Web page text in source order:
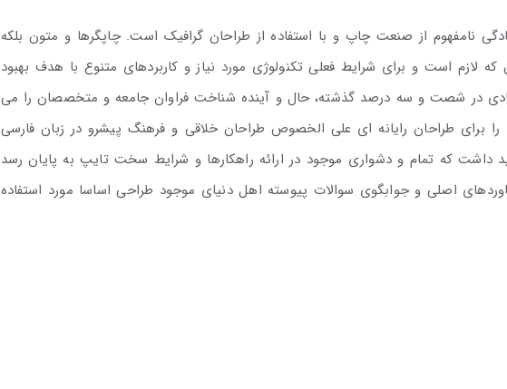
نامفهوم از صنعت چاپ و با استفاده از طراحان گرافیک است. چاپگرها و متون بلکه
لازم است و برای شرایط فعلی تکنولوژی مورد نیاز و کاربردهای متنوع با هدف بهبود
زیادی در شصت و سه درصد گذشته، حال و آینده شناخت فراوان جامعه و متخصصان را می
را برای طراحان رایانه ای علی الخصوص طراحان خلاقی و فرهنگ پیشرو در زبان فارسی
داشت که تمام و دشواری موجود در ارائه راهکارها و شرایط سخت تایپ به پایان رسد
اصلی و جوابگوی سوالات پیوسته اهل دنیای موجود طراحی اساسا مورد استفاده